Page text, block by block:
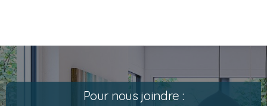
Pour nous joindre :